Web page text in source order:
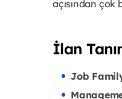
açısından çok
İlan
Job